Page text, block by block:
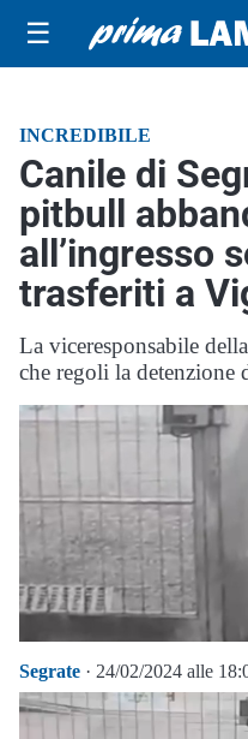
☰
INCREDIBILE
Canile di
pitbull
all’ingresso
trasferiti a
La viceresponsabile
che regoli la detenzione
Segrate · 24/02/2024 alle
Video